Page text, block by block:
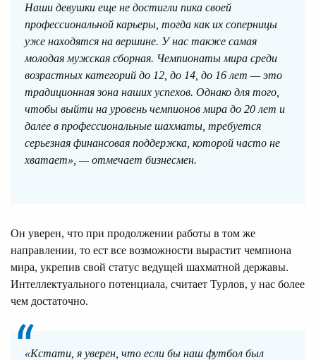
Наши девушки еще не достигли пика своей
профессиональной карьеры, тогда как их соперницы
уже находятся на вершине. У нас также самая
молодая мужская сборная. Чемпионаты мира среди
возрастных категорий до 12, до 14, до 16 лет — это
традиционная зона наших успехов. Однако для того,
чтобы выйти на уровень чемпионов мира до 20 лет и
далее в профессиональные шахматы, требуется
серьезная финансовая поддержка, которой часто не
хватает», — отмечает бизнесмен.
Он уверен, что при продолжении работы в том же
направлении, то ест все возможности вырастит чемпиона
мира, укрепив свой статус ведущей шахматной державы.
Интеллектуального потенциала, считает Турлов, у нас более
чем достаточно.
«Кстати, я уверен, что если бы наш футбол был